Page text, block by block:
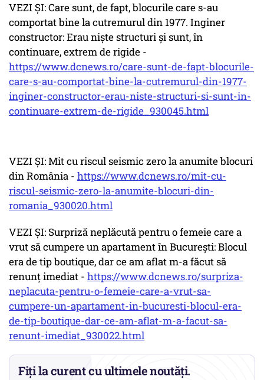
VEZI ȘI: Care sunt, de fapt, blocurile care s-au
comportat bine la cutremurul din 1977. Inginer
constructor: Erau niște structuri și sunt, în
continuare, extrem de rigide -
https://www.dcnews.ro/care-sunt-de-fapt-blocurile-
care-s-au-comportat-bine-la-cutremurul-din-1977-
inginer-constructor-erau-niste-structuri-si-sunt-in-
continuare-extrem-de-rigide_930045.html
VEZI ȘI: Mit cu riscul seismic zero la anumite blocuri
din România - https://www.dcnews.ro/mit-cu-
riscul-seismic-zero-la-anumite-blocuri-din-
romania_930020.html
VEZI ȘI: Surpriză neplăcută pentru o femeie care a
vrut să cumpere un apartament în București: Blocul
era de tip boutique, dar ce am aflat m-a făcut să
renunț imediat - https://www.dcnews.ro/surpriza-
neplacuta-pentru-o-femeie-care-a-vrut-sa-
cumpere-un-apartament-in-bucuresti-blocul-era-
de-tip-boutique-dar-ce-am-aflat-m-a-facut-sa-
renunt-imediat_930022.html
Fiți la curent cu ultimele noutăți.